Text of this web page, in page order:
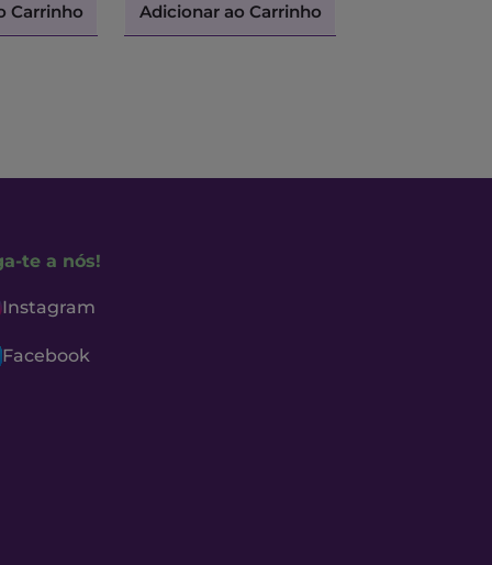
Carrinho Adicionar ao Carrinho
te a nós!
Instagram
Facebook